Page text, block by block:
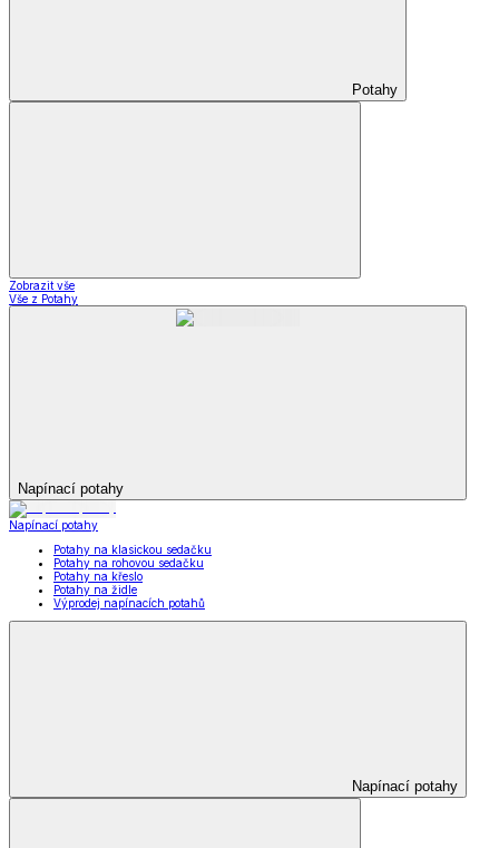
Potahy
Zobrazit vše
Vše z Potahy
Napínací potahy
Napínací potahy
Potahy na klasickou sedačku
Potahy na rohovou sedačku
Potahy na křeslo
Potahy na židle
Výprodej napínacích potahů
Napínací potahy